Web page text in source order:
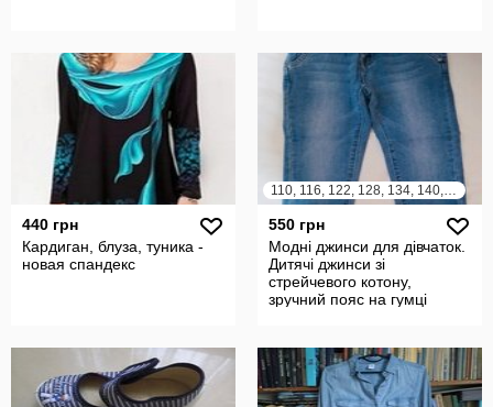
440 грн
Кардиган, блуза, туника -
новая спандекс
110, 116, 122, 128, 134, 140, 146, 152
550 грн
Модні джинси для дівчаток.
Дитячі джинси зі
стрейчевого котону,
зручний пояс на гумці